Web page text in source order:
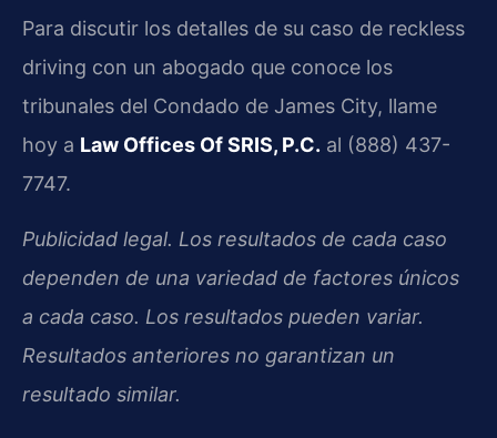
Para discutir los detalles de su caso de reckless
driving con un abogado que conoce los
tribunales del Condado de James City, llame
hoy a Law Offices Of SRIS, P.C. al (888) 437-
7747.
Publicidad legal. Los resultados de cada caso
dependen de una variedad de factores únicos
a cada caso. Los resultados pueden variar.
Resultados anteriores no garantizan un
resultado similar.